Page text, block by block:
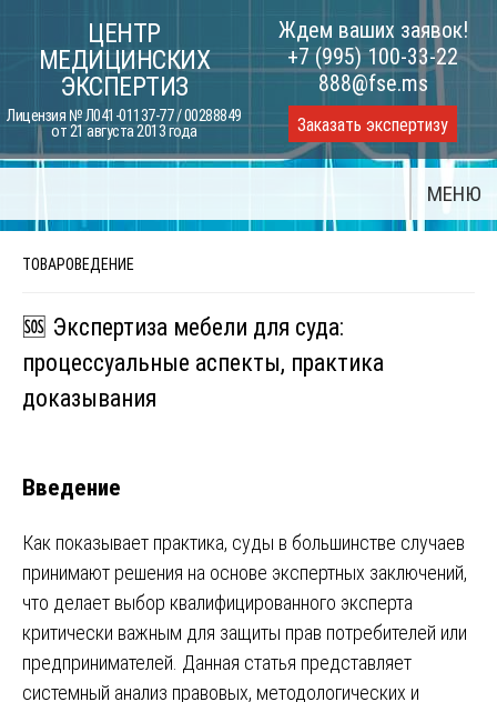
content
ЦЕНТР
МЕДИЦИНСКИХ
ЭКСПЕРТИЗ
Лицензия № Л041-01137-77 / 00288849
от 21 августа 2013 года
Ждем ваших заявок!
+7 (995) 100-33-22
888@fse.ms
Заказать экспертизу
МЕНЮ
ТОВАРОВЕДЕНИЕ
🆘 Экспертиза мебели для суда:
процессуальные аспекты, практика
доказывания
Введение
Как показывает практика, суды в большинстве случаев
принимают решения на основе экспертных заключений,
что делает выбор квалифицированного эксперта
критически важным для защиты прав потребителей или
предпринимателей. Данная статья представляет
системный анализ правовых, методологических и